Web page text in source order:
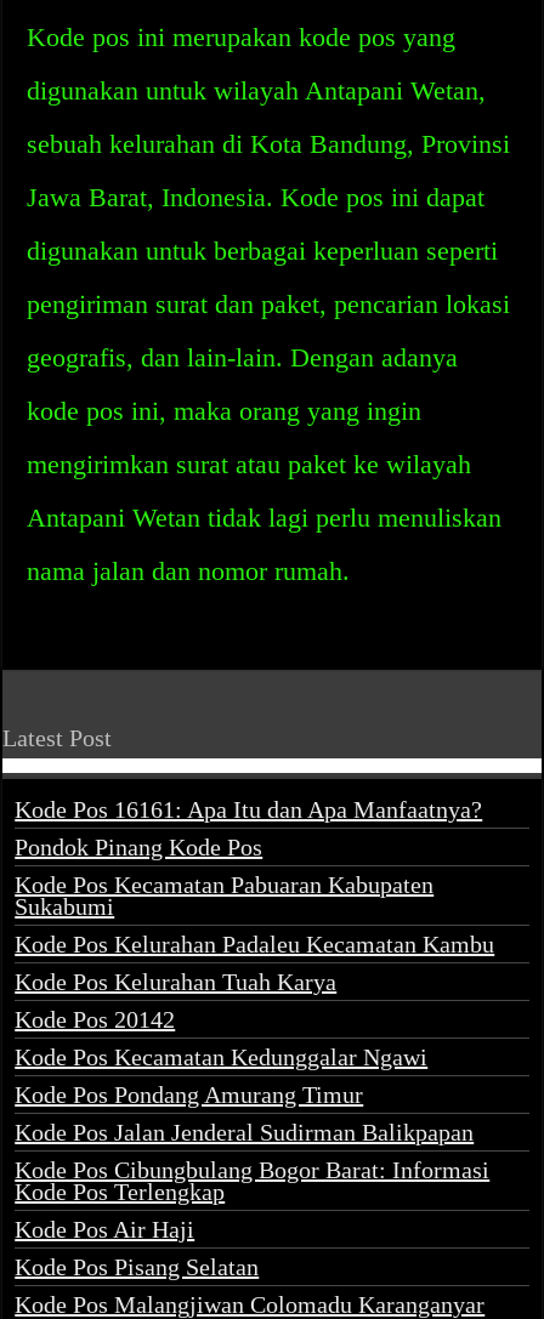
Kode pos ini merupakan kode pos yang
digunakan untuk wilayah Antapani Wetan,
sebuah kelurahan di Kota Bandung, Provinsi
Jawa Barat, Indonesia. Kode pos ini dapat
digunakan untuk berbagai keperluan seperti
pengiriman surat dan paket, pencarian lokasi
geografis, dan lain-lain. Dengan adanya
kode pos ini, maka orang yang ingin
mengirimkan surat atau paket ke wilayah
Antapani Wetan tidak lagi perlu menuliskan
nama jalan dan nomor rumah.
Latest Post
Kode Pos 16161: Apa Itu dan Apa Manfaatnya?
Pondok Pinang Kode Pos
Kode Pos Kecamatan Pabuaran Kabupaten
Sukabumi
Kode Pos Kelurahan Padaleu Kecamatan Kambu
Kode Pos Kelurahan Tuah Karya
Kode Pos 20142
Kode Pos Kecamatan Kedunggalar Ngawi
Kode Pos Pondang Amurang Timur
Kode Pos Jalan Jenderal Sudirman Balikpapan
Kode Pos Cibungbulang Bogor Barat: Informasi
Kode Pos Terlengkap
Kode Pos Air Haji
Kode Pos Pisang Selatan
Kode Pos Malangjiwan Colomadu Karanganyar